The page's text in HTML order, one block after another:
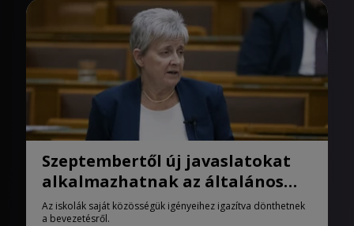
Szeptembertől új javaslatokat
alkalmazhatnak az általános
iskolák
Az iskolák saját közösségük igényeihez igazítva dönthetnek
a bevezetésről.